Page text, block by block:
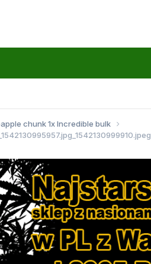
chunk 1x Incredible bulk